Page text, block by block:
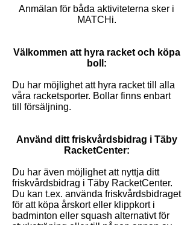
Anmälan för båda aktiviteterna sker i
MATCHi.
Välkommen att hyra racket och köpa
boll:
Du har möjlighet att hyra racket till alla
våra racketsporter. Bollar finns enbart
till försäljning.
Använd ditt friskvårdsbidrag i Täby
RacketCenter:
Du har även möjlighet att nyttja ditt
friskvårdsbidrag i Täby RacketCenter.
Du kan t.ex. använda friskvårdsbidraget
för att köpa årskort eller klippkort i
badminton eller squash alternativt för